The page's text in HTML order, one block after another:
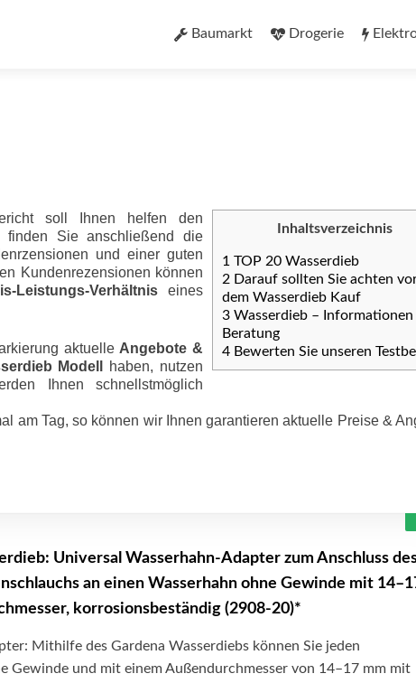
InhaltBaumarkt Drogerie
Inhaltsverzeichnis
1 TOP 20 Wasserdieb
2 Darauf sollten Sie achten
dem Wasserdieb Kauf
3 Wasserdieb – Informationen
Beratung
4 Bewerten Sie unseren
soll Ihnen helfen den
finden Sie anschließend die
und einer guten
Kundenrezensionen können
Leis­tungs-Ver­hält­nis eines
aktuelle Angebote &
Modell
haben, nutzen
Ihnen schnellstmöglich
am Tag, so können wir Ihnen garantieren aktuelle Preise &
Universal Wasserhahn-Adapter zum Anschluss
an einen Wasserhahn ohne Gewinde mit
korrosionsbeständig (2908-20)*
Mithilfe des Gardena Wasserdiebs können Sie jeden
Gewinde und mit einem Außendurchmesser von 14–17 mm mit